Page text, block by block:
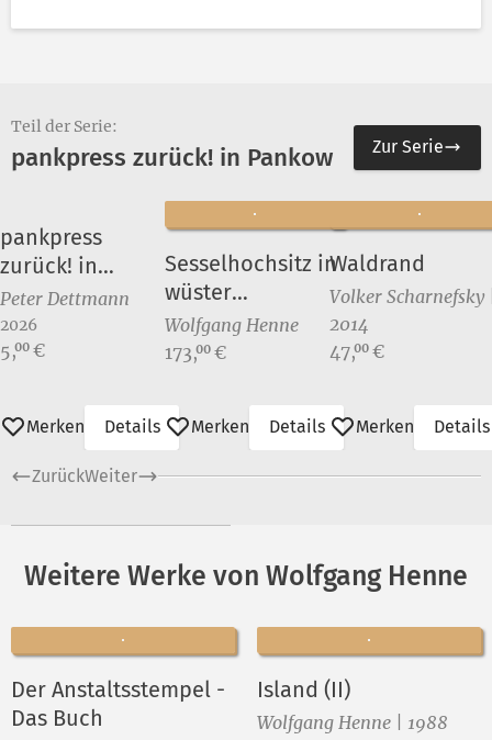
Teil der Serie:
pankpress zurück! in Pankow Zur Serie
pankpress
zurück! in
Pankow
Peter Dettmann
2026
Preis:
5,00 €
Merken Details
Sesselhochsitz in
wüster
Landschaft I
Wolfgang Henne
Preis:
173,00 €
Merken Details
Waldrand
Volker Scharnefsky
2014
Preis:
47,00 €
Merken Details
ZurückWeiter
Weitere Werke von Wolfgang Henne
Der Anstaltsstempel -
Das Buch
Island (II)
Wolfgang Henne | 1988